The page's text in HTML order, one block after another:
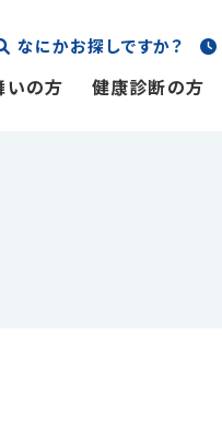
なにかお探しですか？
いの方 健康診断の方